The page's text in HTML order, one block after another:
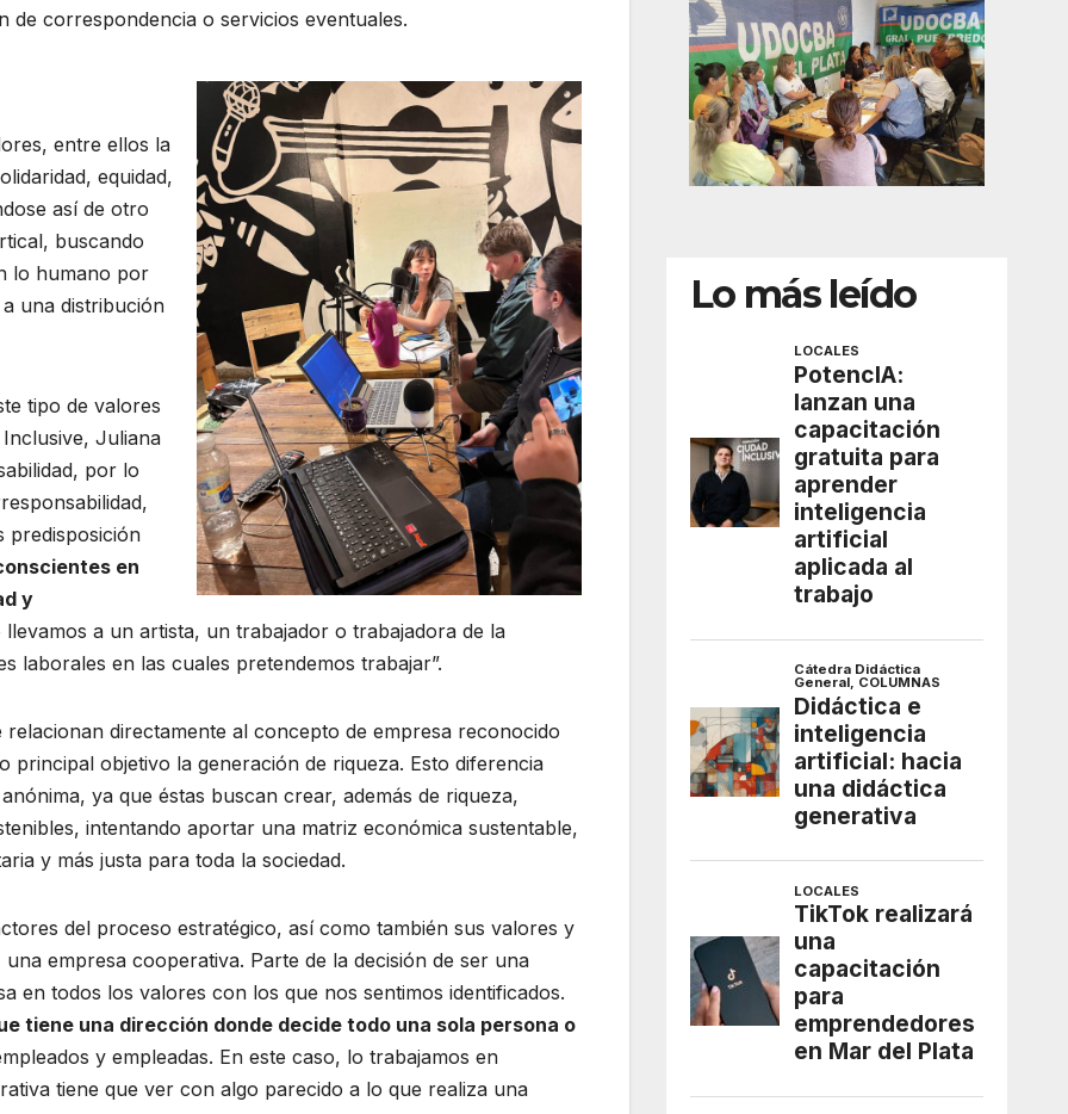
de correspondencia o servicios eventuales.
entre ellos la
equidad,
así de otro
buscando
lo humano por
una distribución
tipo de valores
Juliana
por lo
predisposición
en
y
llevamos a un artista, un trabajador o trabajadora de la
laborales en las cuales pretendemos trabajar”.
directamente al concepto de empresa reconocido
principal objetivo la generación de riqueza. Esto diferencia
ya que éstas buscan crear, además de riqueza,
intentando aportar una matriz económica sustentable,
y más justa para toda la sociedad.
del proceso estratégico, así como también sus valores y
empresa cooperativa. Parte de la decisión de ser una
en todos los valores con los que nos sentimos identificados.
tiene una dirección donde decide todo una sola persona o
y empleadas. En este caso, lo trabajamos en
tiene que ver con algo parecido a lo que realiza una
Lo más leído